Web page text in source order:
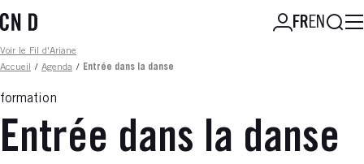
au
principal
FREN
Fil d'ariane
Voir le Fil d'Ariane
Accueil
/ Agenda / Entrée dans la danse
formation
Entrée dans la danse